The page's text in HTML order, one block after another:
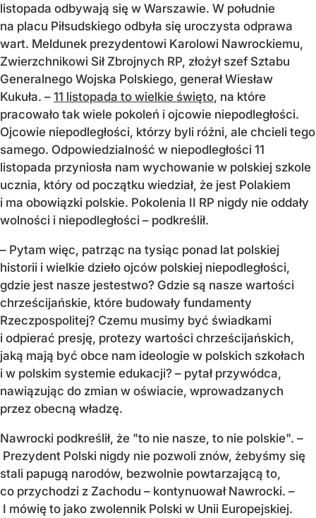
listopada odbywają się w Warszawie. W południe
na placu Piłsudskiego odbyła się uroczysta odprawa
wart. Meldunek prezydentowi Karolowi Nawrockiemu,
Zwierzchnikowi Sił Zbrojnych RP, złożył szef Sztabu
Generalnego Wojska Polskiego, generał Wiesław
Kukuła. – 11 listopada to wielkie święto, na które
pracowało tak wiele pokoleń i ojcowie niepodległości.
Ojcowie niepodległości, którzy byli różni, ale chcieli tego
samego. Odpowiedzialność w niepodległości 11
listopada przyniosła nam wychowanie w polskiej szkole
ucznia, który od początku wiedział, że jest Polakiem
i ma obowiązki polskie. Pokolenia II RP nigdy nie oddały
wolności i niepodległości – podkreślił.
– Pytam więc, patrząc na tysiąc ponad lat polskiej
historii i wielkie dzieło ojców polskiej niepodległości,
gdzie jest nasze jestestwo? Gdzie są nasze wartości
chrześcijańskie, które budowały fundamenty
Rzeczpospolitej? Czemu musimy być świadkami
i odpierać presję, protezy wartości chrześcijańskich,
jaką mają być obce nam ideologie w polskich szkołach
i w polskim systemie edukacji? – pytał przywódca,
nawiązując do zmian w oświacie, wprowadzanych
przez obecną władzę.
Nawrocki podkreślił, że "to nie nasze, to nie polskie". –
Prezydent Polski nigdy nie pozwoli znów, żebyśmy się
stali papugą narodów, bezwolnie powtarzającą to,
co przychodzi z Zachodu – kontynuował Nawrocki. –
I mówię to jako zwolennik Polski w Unii Europejskiej.